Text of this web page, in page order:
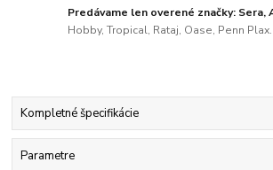
Predávame len overené značky: Sera,
Hobby, Tropical, Rataj, Oase, Penn
Kompletné špecifikácie
Parametre